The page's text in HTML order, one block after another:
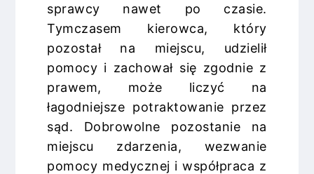
sprawcy nawet po czasie.
Tymczasem kierowca, który
pozostał na miejscu, udzielił
pomocy i zachował się zgodnie z
prawem, może liczyć na
łagodniejsze potraktowanie przez
sąd. Dobrowolne pozostanie na
miejscu zdarzenia, wezwanie
pomocy medycznej i współpraca z